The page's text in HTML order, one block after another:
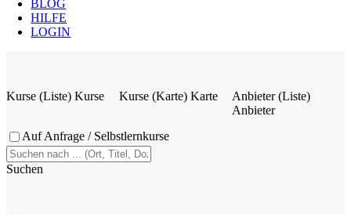
BLOG
HILFE
LOGIN
Kurse (Liste) Kurse Kurse (Karte) Karte
Anbieter (Liste)
Anbieter
Auf Anfrage / Selbstlernkurse
Suchen